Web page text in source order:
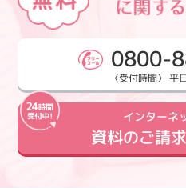
0800-
〈受付時間〉
インターネ
資料のご請